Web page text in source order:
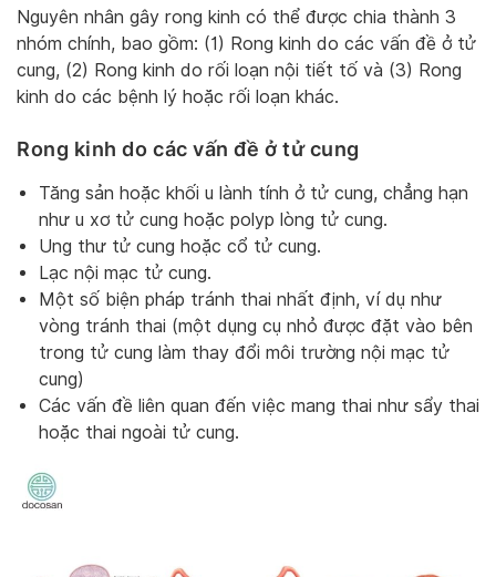
Nguyên nhân gây rong kinh có thể được chia thành 3
nhóm chính, bao gồm: (1) Rong kinh do các vấn đề ở tử
cung, (2) Rong kinh do rối loạn nội tiết tố và (3) Rong
kinh do các bệnh lý hoặc rối loạn khác.
Rong kinh do các vấn đề ở tử cung
Tăng sản hoặc khối u lành tính ở tử cung, chẳng hạn
như u xơ tử cung hoặc polyp lòng tử cung.
Ung thư tử cung hoặc cổ tử cung.
Lạc nội mạc tử cung.
Một số biện pháp tránh thai nhất định, ví dụ như
vòng tránh thai (một dụng cụ nhỏ được đặt vào bên
trong tử cung làm thay đổi môi trường nội mạc tử
cung)
Các vấn đề liên quan đến việc mang thai như sẩy thai
hoặc thai ngoài tử cung.